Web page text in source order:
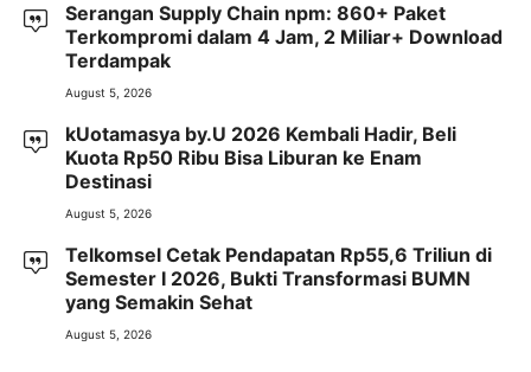
Serangan Supply Chain npm: 860+ Paket
Terkompromi dalam 4 Jam, 2 Miliar+ Download
Terdampak
August 5, 2026
kUotamasya by.U 2026 Kembali Hadir, Beli
Kuota Rp50 Ribu Bisa Liburan ke Enam
Destinasi
August 5, 2026
Telkomsel Cetak Pendapatan Rp55,6 Triliun di
Semester I 2026, Bukti Transformasi BUMN
yang Semakin Sehat
August 5, 2026